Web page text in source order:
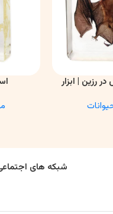
رزین | ابزار
اطلاعات
شبکه های